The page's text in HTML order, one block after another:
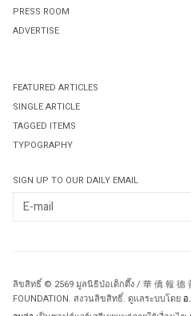
PRESS ROOM
ADVERTISE
FEATURED ARTICLES
SINGLE ARTICLE
TAGGED ITEMS
TYPOGRAPHY
SIGN UP TO OUR DAILY EMAIL
ลิขสิทธิ์ © 2569 มูลนิธิป่อเต็กตึ๊ง / 華 僑 報 德
FOUNDATION. สงวนลิขสิทธิ์. ดูแลระบบโดย